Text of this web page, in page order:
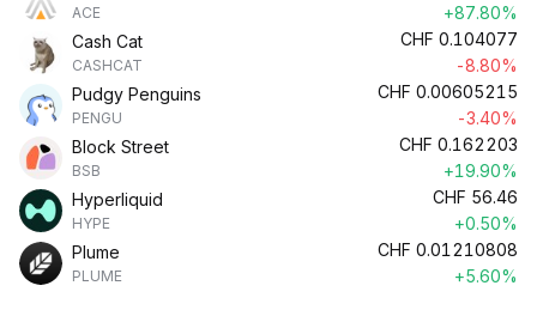
ACE
+87.80%
Cash Cat
CASHCAT
CHF 0.104077
-8.80%
Pudgy Penguins
PENGU
CHF 0.00605215
-3.40%
Block Street
BSB
CHF 0.162203
+19.90%
Hyperliquid
HYPE
CHF 56.46
+0.50%
Plume
PLUME
CHF 0.01210808
+5.60%